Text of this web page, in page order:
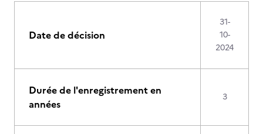
Date de décision
31-
10-
2024
Durée de l'enregistrement en
années
3